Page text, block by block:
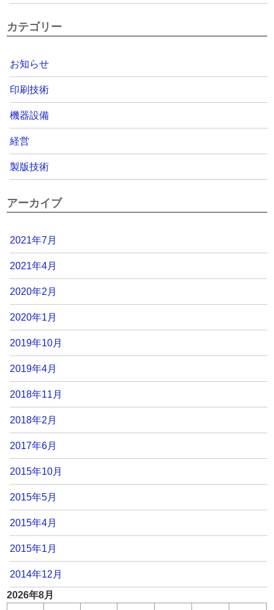
カテゴリー
お知らせ
印刷技術
機器設備
経営
製版技術
アーカイブ
2021年7月
2021年4月
2020年2月
2020年1月
2019年10月
2019年4月
2018年11月
2018年2月
2017年6月
2015年10月
2015年5月
2015年4月
2015年1月
2014年12月
2026年8月